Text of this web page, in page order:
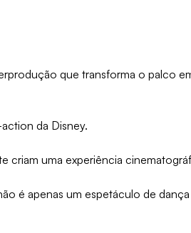
que transforma o palco
da Disney.
criam uma experiência
é apenas um espetáculo de